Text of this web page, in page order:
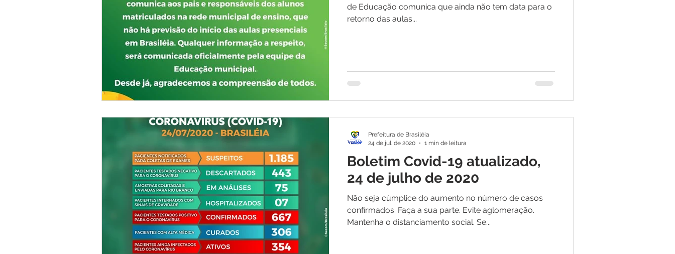
de Educação comunica que ainda não tem data para o
retorno das aulas...
Boletim Covid-19 atualizado,
24 de julho de 2020
Não seja cúmplice do aumento no número de casos
confirmados. Faça a sua parte. Evite aglomeração.
Mantenha o distanciamento social. Se...
Prefeitura de Brasiléia
24 de jul. de 2020
1 min de leitura